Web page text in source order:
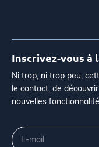
Inscrivez-vous
Ni trop, ni trop peu,
le contact, de
nouvelles